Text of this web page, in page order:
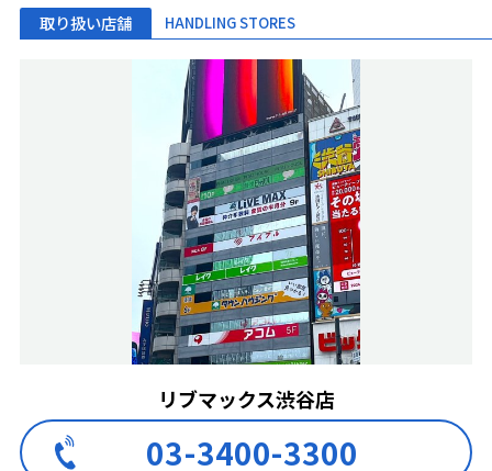
取り扱い店舗 HANDLING STORES
リブマックス渋谷店
03-3400-3300